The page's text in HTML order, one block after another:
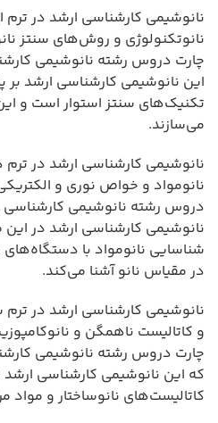
نانوشیمی کارشناسی ارشد در
نانوتکنولوژی و روش‌های سنتز
چارت دروس رشته نانوشیمی
این نانوشیمی کارشناسی ارشد
تکنیک‌های سنتز استوار است و
می‌سازند.
نانوشیمی کارشناسی ارشد در
نانومواد و خواص نوری و
دروس رشته نانوشیمی کارشناسی
نانوشیمی کارشناسی ارشد در
شناسایی نانومواد با دستگاه‌های
در مقیاس نانو آشنا می‌کند.
نانوشیمی کارشناسی ارشد در
و کاتالیست ناهمگن و
چارت دروس رشته نانوشیمی
که این نانوشیمی کارشناسی ارشد
کاتالیست‌های نانوساختار و مواد